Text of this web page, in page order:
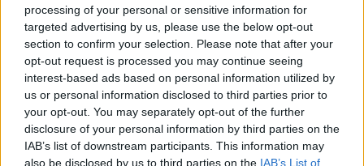
processing of your personal or sensitive information for
targeted advertising by us, please use the below opt-out
section to confirm your selection. Please note that after your
opt-out request is processed you may continue seeing
interest-based ads based on personal information utilized by
us or personal information disclosed to third parties prior to
your opt-out. You may separately opt-out of the further
disclosure of your personal information by third parties on the
IAB’s list of downstream participants. This information may
also be disclosed by us to third parties on the IAB’s List of
Famagusta είναι η φράγκικη ονομασία για
την Αμμόχωστο, πρωτεύουσα της ομώνυμης
επαρχίας της Κύπρου. Πρόκειται για
παραφθορά της ελληνικής ονομασίας
Αμμόχωστος (χωμένη στην άμμο) που
απαντάται από τον 4ο μ.Χ. αιώνα. Πενήντα
χρόνια τώρα, η Αμμόχωστος μοιάζει με
ανοιχτή πληγή, περιβάλει χιλιάδες